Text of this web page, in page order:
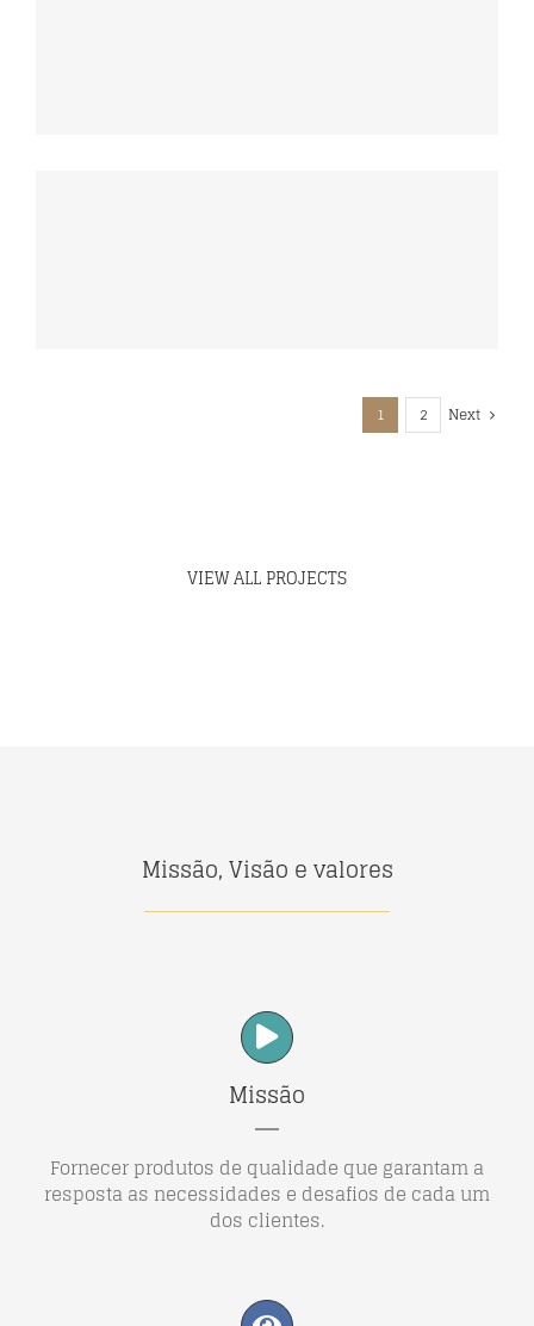
1 2 Next
VIEW ALL PROJECTS
Missão, Visão e valores
Missão
Fornecer produtos de qualidade que garantam a
resposta as necessidades e desafios de cada um
dos clientes.